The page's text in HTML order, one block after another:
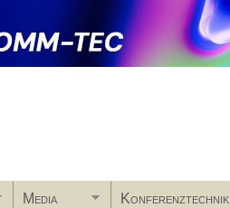
Media Konferenztechnik